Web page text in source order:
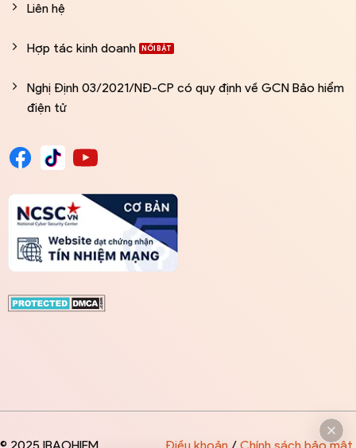
Liên hệ
Hợp tác kinh doanh
Nghị Định 03/2021/NĐ-CP có quy định về GCN Bảo hiểm
điện tử